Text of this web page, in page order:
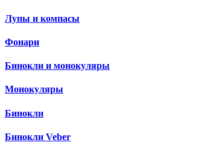
Лупы и компасы
Фонари
Бинокли и монокуляры
Монокуляры
Бинокли
Бинокли Veber